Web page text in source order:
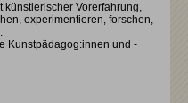
künstlerischer Vorerfahrung,
experimentieren, forschen,
Kunstpädagog:innen und -